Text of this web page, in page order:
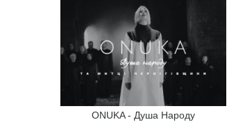
ONUKA - Душа Народу